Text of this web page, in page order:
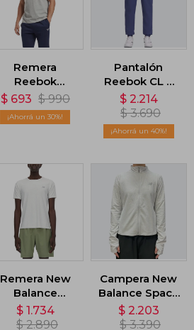
Remera
Reebok
Identity
Classics - Gris
$ 693 $ 990
30
Pantalón
Reebok CL F
FR Trackpant -
Azul
$ 2.214
$ 3.690
40
Remera New
Balance
Athletics -
Blanco
$ 1.734
$ 2.890
Campera New
Balance Space
Dye Full Zip -
Gris
$ 2.203
$ 3.390